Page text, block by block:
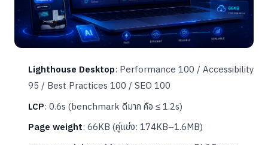
Lighthouse Desktop: Performance 100 / Accessibility
95 / Best Practices 100 / SEO 100
LCP: 0.6s (benchmark ดีมาก คือ ≤ 1.2s)
Page weight: 66KB (คู่แข่ง: 174KB–1.6MB)